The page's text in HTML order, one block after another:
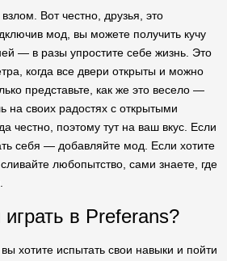
Вот честно, друзья, это
мод, вы можете получить кучу
— в разы упростите себе жизнь. Это
когда все двери открыты и можно
представьте, как же это весело —
на своих радостях с открытыми
честно, поэтому тут на ваш вкус. Если
себя — добавляйте мод. Если хотите
любопытство, сами знаете, где
играть в Preferans?
хотите испытать свои навыки и пойти